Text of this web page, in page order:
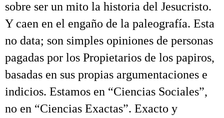
sobre ser un mito la historia del Jesucristo.
Y caen en el engaño de la paleografía. Esta
no data; son simples opiniones de personas
pagadas por los Propietarios de los papiros,
basadas en sus propias argumentaciones e
indicios. Estamos en “Ciencias Sociales”,
no en “Ciencias Exactas”. Exacto y